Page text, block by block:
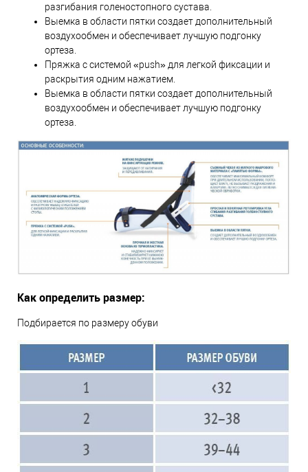
разгибания голеностопного сустава.
Выемка в области пятки создает дополнительный
воздухообмен и обеспечивает лучшую подгонку
ортеза.
Пряжка с системой «push» для легкой фиксации и
раскрытия одним нажатием.
Выемка в области пятки создает дополнительный
воздухообмен и обеспечивает лучшую подгонку
ортеза.
Как определить размер:
Подбирается по размеру обуви